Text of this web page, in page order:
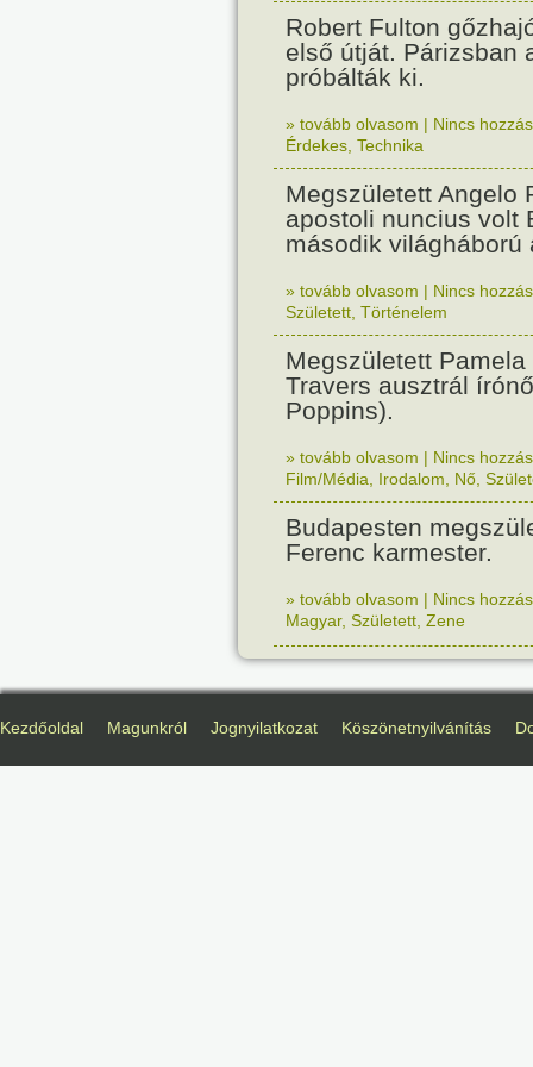
Robert Fulton
első útját. Párizsban
próbálták ki.
» tovább olvasom | Nincs
Érdekes Technika
Megszületett Angelo
apostoli nuncius volt
második világháború
» tovább olvasom | Nincs
Született Történelem
Megszületett Pamela
Travers ausztrál
Poppins).
» tovább olvasom | Nincs
Film/Média
Irodalom Nő
Budapesten
Ferenc karmester.
» tovább olvasom | Nincs
Magyar, Született Zene
Kezdőoldal Magunkról Jognyilatkozat Köszönetnyilvánítás